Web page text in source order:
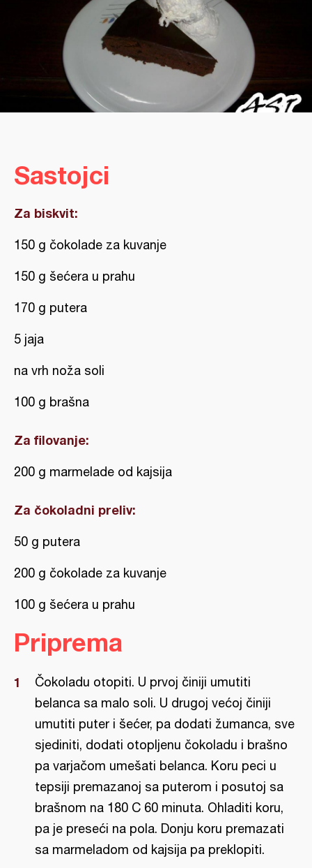
Sastojci
Za biskvit:
150 g čokolade za kuvanje
150 g šećera u prahu
170 g putera
5 jaja
na vrh noža soli
100 g brašna
Za filovanje:
200 g marmelade od kajsija
Za čokoladni preliv:
50 g putera
200 g čokolade za kuvanje
100 g šećera u prahu
Priprema
Čokoladu otopiti. U prvoj činiji umutiti
belanca sa malo soli. U drugoj većoj činiji
umutiti puter i šećer, pa dodati žumanca, sve
sjediniti, dodati otopljenu čokoladu i brašno
pa varjačom umešati belanca. Koru peci u
tepsiji premazanoj sa puterom i posutoj sa
brašnom na 180 C 60 minuta. Ohladiti koru,
pa je preseći na pola. Donju koru premazati
sa marmeladom od kajsija pa preklopiti.